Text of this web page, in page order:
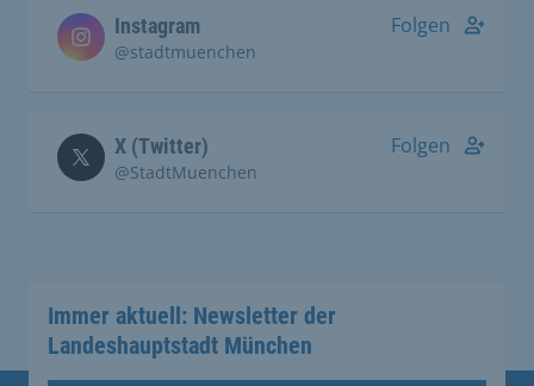
Instagram
@stadtmuenchen
Folgen
X (Twitter)
@StadtMuenchen
Folgen
Immer aktuell: Newsletter der
Landeshauptstadt München